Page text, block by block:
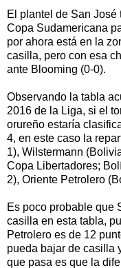
El plantel de San
Copa Sudamericana
por ahora está en la
casilla, pero con esa
ante Blooming (0-0).
Observando la tabla
2016 de la Liga, si el
orureño estaría
4, en este caso la
1), Wilstermann
Copa Libertadores;
2), Oriente Petrolero
Es poco probable que
casilla en esta tabla,
Petrolero es de 12
pueda bajar de casilla
que pasa es que la